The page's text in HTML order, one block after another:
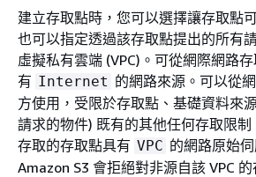
建立存取點時，您可以選擇讓存取點
也可以指定透過該存取點提出的所有
虛擬私有雲端 (VPC)。可從網際網路
有 Internet 的網路來源。可以從
方使用，受限於存取點、基礎資料來
請求的物件) 既有的其他任何存取限制
存取的存取點具有 VPC 的網路原始
Amazon S3 會拒絕對非源自該 VPC